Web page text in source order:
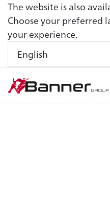
The website is also
Choose your preferred
your experience.
#sparkthe